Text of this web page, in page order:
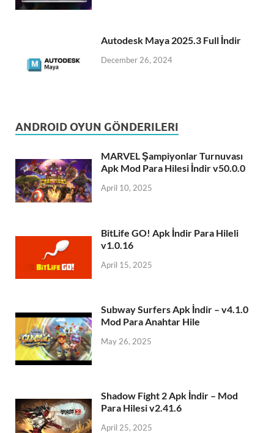
Autodesk Maya 2025.3 Full İndir
December 26, 2024
ANDROID OYUN GÖNDERILERI
MARVEL Şampiyonlar Turnuvası
Apk Mod Para Hilesi İndir v50.0.0
April 10, 2025
BitLife GO! Apk İndir Para Hileli
v1.0.16
April 15, 2025
Subway Surfers Apk İndir – v4.1.0
Mod Para Anahtar Hile
May 26, 2025
Shadow Fight 2 Apk İndir – Mod
Para Hilesi v2.41.6
April 25, 2025